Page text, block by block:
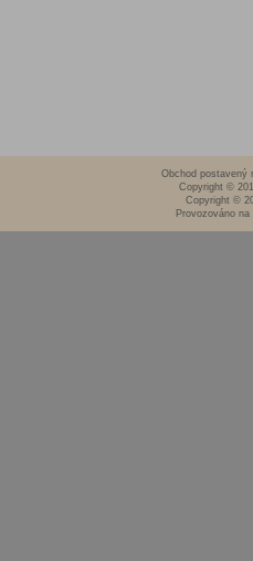
Obchod postavený
Copyright ©
Copyright ©
Provozováno